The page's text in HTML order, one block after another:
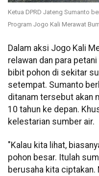
Ketua DPRD Jateng Sumanto
Program Jogo Kali Merawat
Dalam aksi Jogo Kali
relawan dan para
bibit pohon di sekitar
setempat. Sumanto
ditanam tersebut akan
10 tahun ke depan.
kelestarian sumber air.
"Kalau kita lihat,
pohon besar. Itulah
berusaha kita ciptakan.